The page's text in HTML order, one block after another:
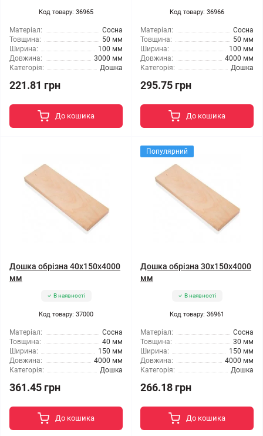
Код товару: 36965
Матеріал:
Сосна
Товщина:
50 мм
Ширина:
100 мм
Довжина:
3000 мм
Категорія:
Дошка
221.81 грн
До кошика
Код товару: 36966
Матеріал:
Сосна
Товщина:
50 мм
Ширина:
100 мм
Довжина:
4000 мм
Категорія:
Дошка
295.75 грн
До кошика
Дошка обрізна 40x150x4000
мм
В наявності
Код товару: 37000
Матеріал:
Сосна
Товщина:
40 мм
Ширина:
150 мм
Довжина:
4000 мм
Категорія:
Дошка
361.45 грн
До кошика
Популярний
Дошка обрізна 30x150x4000
мм
В наявності
Код товару: 36961
Матеріал:
Сосна
Товщина:
30 мм
Ширина:
150 мм
Довжина:
4000 мм
Категорія:
Дошка
266.18 грн
До кошика